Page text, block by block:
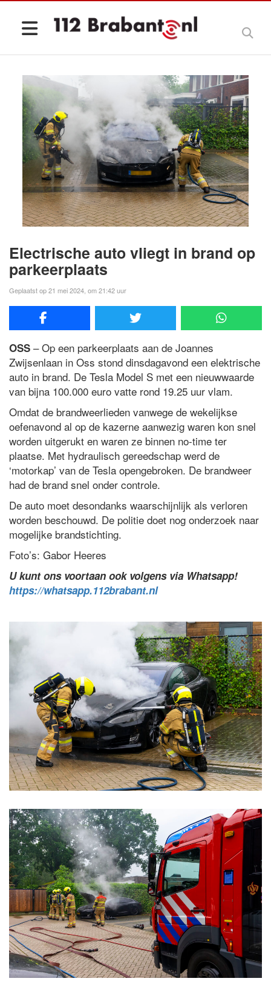
Electrische auto vliegt in brand op
parkeerplaats
Geplaatst op 21 mei 2024, om 21:42 uur
OSS – Op een parkeerplaats aan de Joannes
Zwijsenlaan in Oss stond dinsdagavond een elektrische
auto in brand. De Tesla Model S met een nieuwwaarde
van bijna 100.000 euro vatte rond 19.25 uur vlam.
Omdat de brandweerlieden vanwege de wekelijkse
oefenavond al op de kazerne aanwezig waren kon snel
worden uitgerukt en waren ze binnen no-time ter
plaatse. Met hydraulisch gereedschap werd de
‘motorkap’ van de Tesla opengebroken. De brandweer
had de brand snel onder controle.
De auto moet desondanks waarschijnlijk als verloren
worden beschouwd. De politie doet nog onderzoek naar
mogelijke brandstichting.
Foto’s: Gabor Heeres
U kunt ons voortaan ook volgens via Whatsapp!
https://whatsapp.112brabant.nl